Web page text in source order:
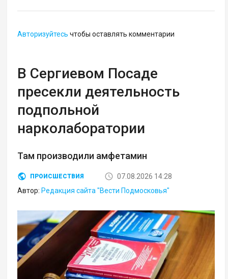
Авторизуйтесь чтобы оставлять комментарии
В Сергиевом Посаде
пресекли деятельность
подпольной
нарколаборатории
Там производили амфетамин
ПРОИСШЕСТВИЯ
07.08.2026 14:28
Автор: Редакция сайта "Вести Подмосковья"